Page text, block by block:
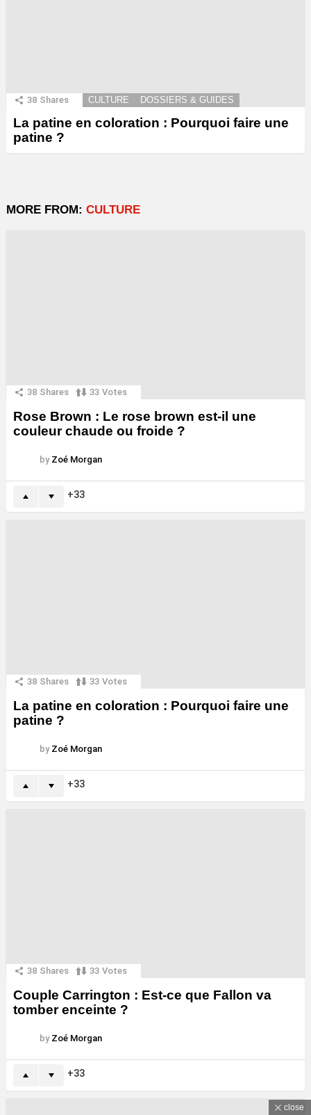
38 Shares CULTURE DOSSIERS & GUIDES
La patine en coloration : Pourquoi faire une
patine ?
MORE FROM: CULTURE
38 Shares 33 Votes
Rose Brown : Le rose brown est-il une
couleur chaude ou froide ?
by Zoé Morgan
33
38 Shares 33 Votes
La patine en coloration : Pourquoi faire une
patine ?
by Zoé Morgan
33
38 Shares 33 Votes
Couple Carrington : Est-ce que Fallon va
tomber enceinte ?
by Zoé Morgan
33
close